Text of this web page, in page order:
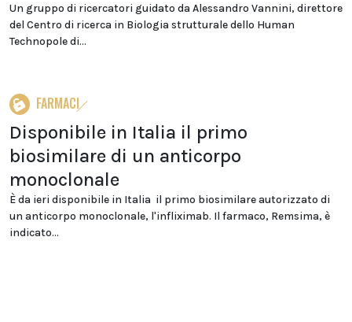
Un gruppo di ricercatori guidato da Alessandro Vannini, direttore
del Centro di ricerca in Biologia strutturale dello Human
Technopole di...
FARMACI
Disponibile in Italia il primo
biosimilare di un anticorpo
monoclonale
È da ieri disponibile in Italia il primo biosimilare autorizzato di
un anticorpo monoclonale, l'infliximab. Il farmaco, Remsima, è
indicato...